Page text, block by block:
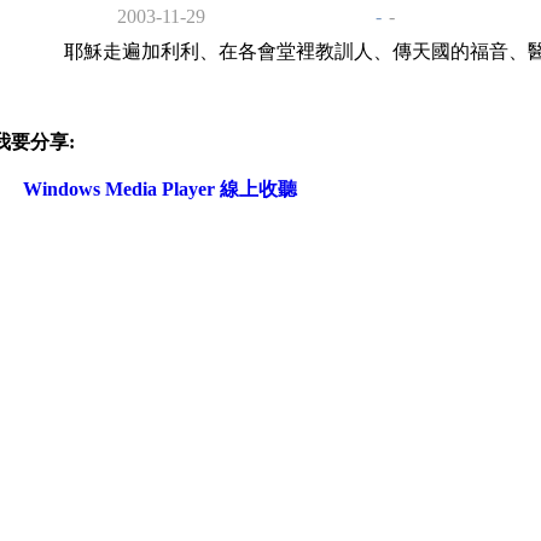
2003-11-29
- -
耶穌走遍加利利、在各會堂裡教訓人、傳天國的福音、
要分享:
Windows Media Player 線上收聽